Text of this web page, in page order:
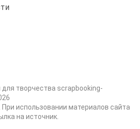
творчества scrapbooking-
использовании материалов сайта
на источник.